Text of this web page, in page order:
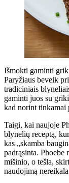
Išmokti gaminti
Paryžiaus beveik
tradiciniais
gaminti juos su
kad norint tinkamai
Taigi, kai naujoje
blynelių receptą,
kas „skamba
padrąsinta.
mišinio, o tešla,
naudojimą